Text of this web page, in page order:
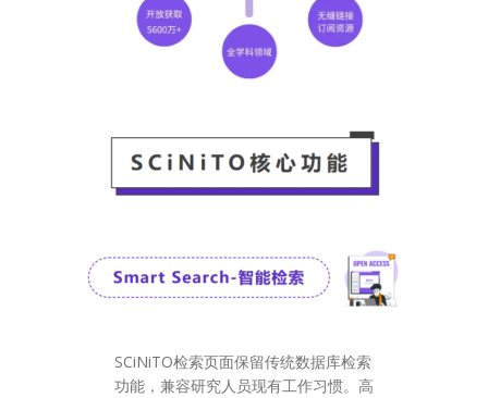
SCiNiTO检索页面保留传统数据库检索
功能，兼容研究人员现有工作习惯。高